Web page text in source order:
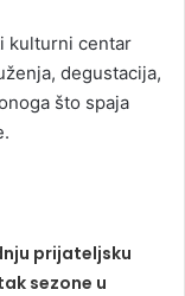
kulturni centar
degustacija,
što spaja
prijateljsku
sezone u